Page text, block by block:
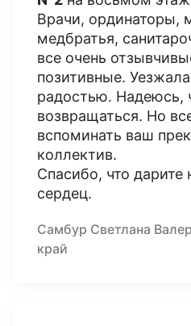
Врачи, ординаторы,
медбратья,
все очень
позитивные.
радостью. Надеюсь,
возвращаться. Но
вспоминать ваш
коллектив.
Спасибо, что дарите
сердец.
Самбур Светлана
край